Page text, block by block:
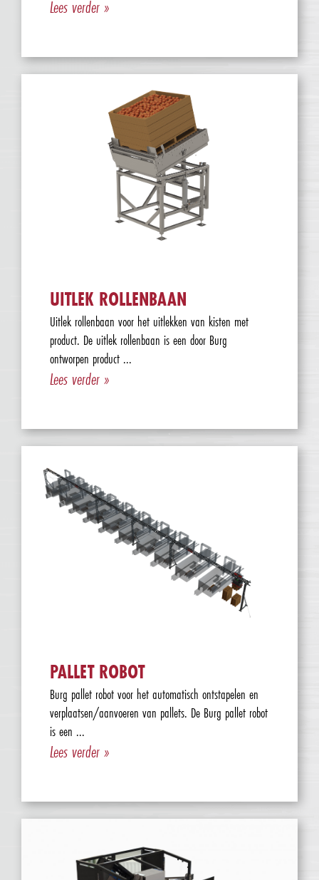
Lees verder »
UITLEK ROLLENBAAN
Uitlek rollenbaan voor het uitlekken van kisten met
product. De uitlek rollenbaan is een door Burg
ontworpen product ...
Lees verder »
PALLET ROBOT
Burg pallet robot voor het automatisch ontstapelen en
verplaatsen/aanvoeren van pallets. De Burg pallet robot
is een ...
Lees verder »